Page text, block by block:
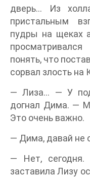
дверь… Из
пристальным
пудры на щеках
понять, что
сорвал злость на
— Лиза… — У
догнал Дима. —
Это очень важно.
— Дима, давай не
— Нет,
заставила Лизу